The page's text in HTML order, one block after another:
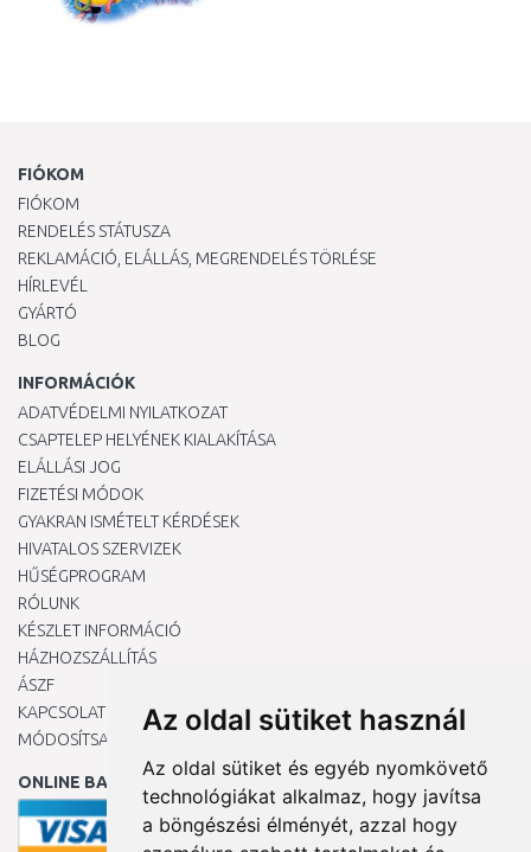
Az oldal sütiket használ
Az oldal sütiket és egyéb nyomkövető
technológiákat alkalmaz, hogy javítsa
a böngészési élményét, azzal hogy
FIÓKOM
FIÓKOM
RENDELÉS STÁTUSZA
REKLAMÁCIÓ, ELÁLLÁS, MEGRENDELÉS TÖRLÉSE
HÍRLEVÉL
GYÁRTÓ
BLOG
INFORMÁCIÓK
ADATVÉDELMI NYILATKOZAT
CSAPTELEP HELYÉNEK KIALAKÍTÁSA
ELÁLLÁSI JOG
FIZETÉSI MÓDOK
GYAKRAN ISMÉTELT KÉRDÉSEK
HIVATALOS SZERVIZEK
HŰSÉGPROGRAM
RÓLUNK
KÉSZLET INFORMÁCIÓ
HÁZHOZSZÁLLÍTÁS
ÁSZF
KAPCSOLAT
MÓDOSÍTSA A COOKIE-BEÁLLÍTÁSAIMAT
ONLINE BANKKÁRTYÁVAL